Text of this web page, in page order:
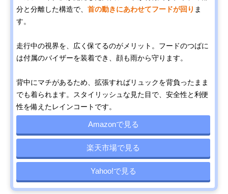
分と分離した構造で、 首の動きにあわせてフードが回り ま
す。
走行中の視界を、広く保てるのがメリット。フードのつばに
は付属のバイザーを装着でき、顔も雨から守ります。
背中にマチがあるため、拡張すればリュックを背負ったまま
でも着られます。スタイリッシュな見た目で、安全性と利便
性を備えたレインコートです。
Amazonで見る
楽天市場で見る
Yahoo!で見る